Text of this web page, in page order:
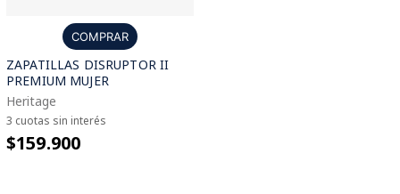
COMPRAR
ZAPATILLAS DISRUPTOR II
PREMIUM MUJER
Heritage
3 cuotas sin interés
$159.900